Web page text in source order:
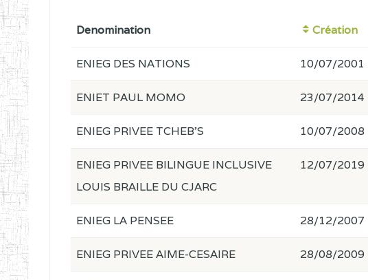
Denomination Création
ENIEG DES NATIONS 10/07/2001
ENIET PAUL MOMO 23/07/2014
ENIEG PRIVEE TCHEB'S 10/07/2008
ENIEG PRIVEE BILINGUE INCLUSIVE
LOUIS BRAILLE DU CJARC
12/07/2019
ENIEG LA PENSEE 28/12/2007
ENIEG PRIVEE AIME-CESAIRE 28/08/2009